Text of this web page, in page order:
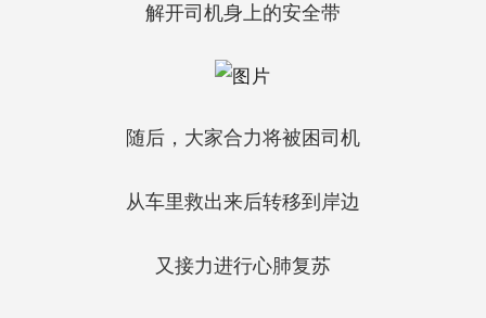
解开司机身上的安全带
随后，大家合力将被困司机
从车里救出来后转移到岸边
又接力进行心肺复苏